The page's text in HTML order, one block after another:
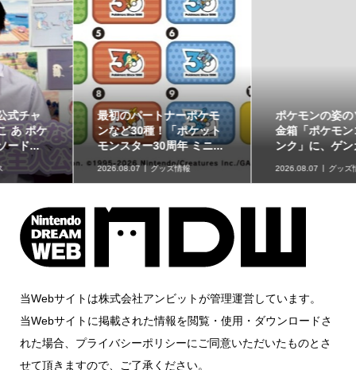
ポケモンの姿のソフビ貯
金箱「ポケモンコインバ
ンク」に、ゲンガーな...
2026.08.07 グッズ情報
8月7日より事前抽選開
始！ 高知県にて「N響メ
ンバーによるポケモン...
2026.08.07 イベント情報
当Webサイトは株式会社アンビットが管理運営しています。
当Webサイトに掲載された情報を閲覧・使用・ダウンロードさ
れた場合、プライバシーポリシーにご同意いただいたものとさ
せて頂きますので、ご了承ください。